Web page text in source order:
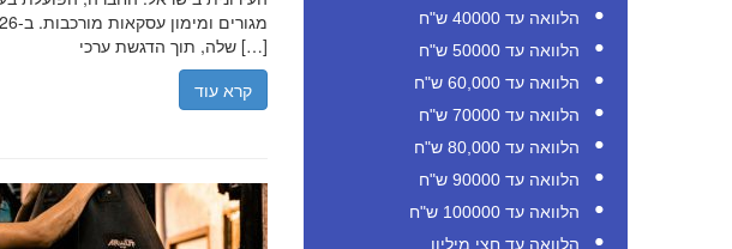
הלוואה עד 40000 ש"ח
הלוואה עד 50000 ש"ח
הלוואה עד 60,000 ש"ח
הלוואה עד 70000 ש"ח
הלוואה עד 80,000 ש"ח
הלוואה עד 90000 ש"ח
הלוואה עד 100000 ש"ח
הלוואה עד חצי מיליון
שלה, תוך הדגשת ערכי […]
קרא עוד